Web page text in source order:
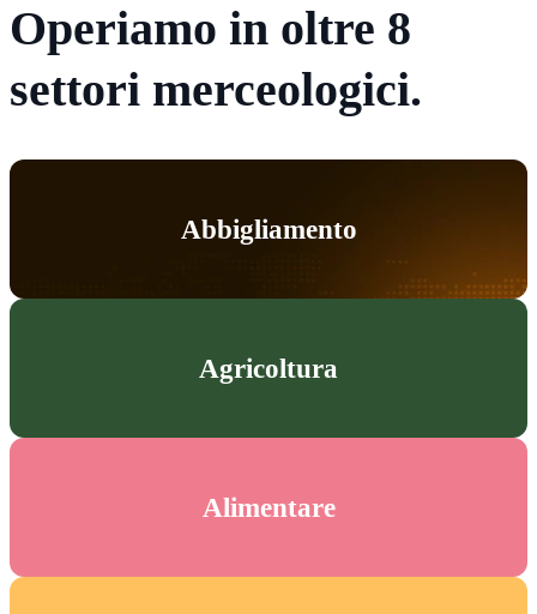
Operiamo in oltre 8
settori merceologici.
Abbigliamento
Agricoltura
Alimentare